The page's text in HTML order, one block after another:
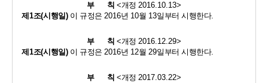
부      칙 <개정 2016.10.13>
제 1조(시행일) 이 규정은 2016년 10월 13일부터 시행한다.
부      칙 <개정 2016.12.29>
제 1조(시행일) 이 규정은 2016년 12월 29일부터 시행한다.
부      칙 <개정 2017.03.22>